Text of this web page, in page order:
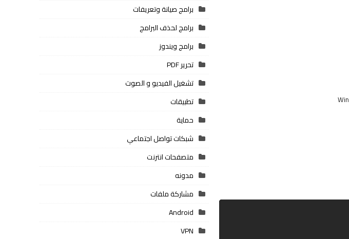
برامج صيانة وتعريفات
برامج لحذف البرامج
برامج ويندوز
تحرير PDF
تشغيل الفيديو و الصوت
تطبيقات
حماية
شبكات تواصل اجتماعي
متصفحات انترنت
مدونه
مشاركة ملفات
Android
VPN